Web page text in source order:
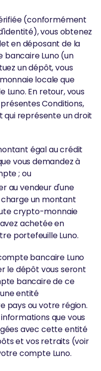
(conformément
vous obtenez
en déposant de la
bancaire Luno (un
un dépôt, vous
locale que
Luno. En retour, vous
Conditions,
qui représente un droit
égal au crédit
vous demandez à
; ou
au vendeur d'une
un montant
crypto-monnaie
achetée en
portefeuille Luno.
bancaire Luno
le dépôt vous seront
bancaire de ce
entité
pays ou votre région.
que vous
avec cette entité
et vos retraits (voir
compte Luno.